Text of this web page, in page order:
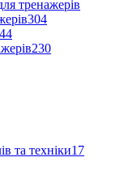
тренажерів
304
44
230
та техніки17